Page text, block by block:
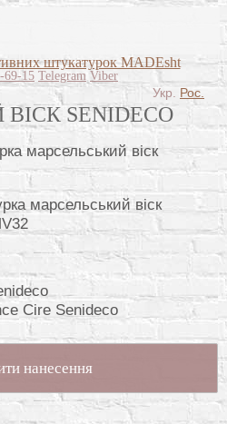
69-15 Telegram Viber
SENIDECO
марсельський віск
Cire Senideco
нанесення
Укр. Рос.